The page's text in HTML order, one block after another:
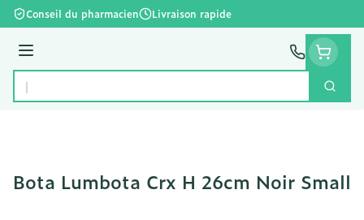
Aller au contenu
Conseil du pharmacien Livraison rapide
Menu
Rechercher
Bota Lumbota Crx H 26cm Noir Small